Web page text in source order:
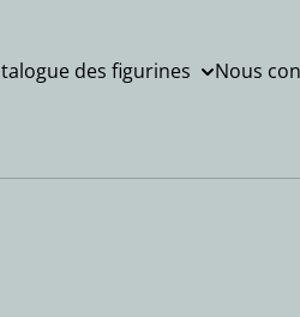
des figurines Nous